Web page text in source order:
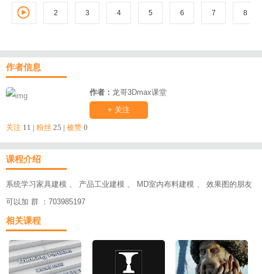
1
2 3 4 5 6 7 8
作者信息
作者：龙哥3Dmax课堂
+ 关注
关注 11 | 粉丝 25 | 被赞 0
课程介绍
系统学习家具建模 、 产品工业建模 、 MD室内布料建模 、 效果图的朋友
可以加 群 ：703985197
相关课程